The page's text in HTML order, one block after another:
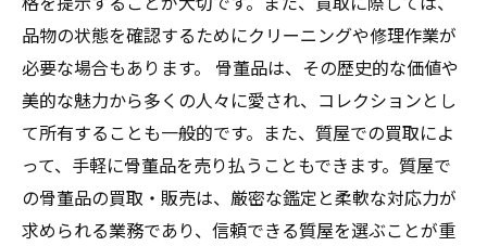
品物の状態を確認するためにクリーニングや修理作業が
必要な場合もあります。 骨董品は、その歴史的な価値や
美的な魅力から多くの人々に愛され、コレクションとし
て所有することも一般的です。また、質屋での買取によ
って、手軽に骨董品を売り払うこともできます。質屋で
の骨董品の買取・販売は、厳密な鑑定と柔軟な対応力が
求められる業務であり、信頼できる質屋を選ぶことが重